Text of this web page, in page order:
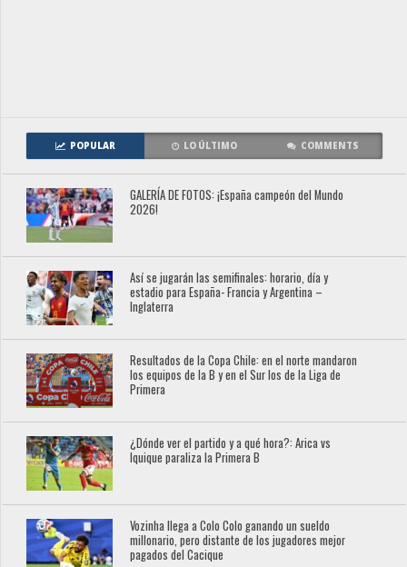
POPULAR LO ÚLTIMO COMMENTS
GALERÍA DE FOTOS: ¡España campeón del Mundo
2026!
Así se jugarán las semifinales: horario, día y
estadio para España- Francia y Argentina –
Inglaterra
Resultados de la Copa Chile: en el norte mandaron
los equipos de la B y en el Sur los de la Liga de
Primera
¿Dónde ver el partido y a qué hora?: Arica vs
Iquique paraliza la Primera B
Vozinha llega a Colo Colo ganando un sueldo
millonario, pero distante de los jugadores mejor
pagados del Cacique